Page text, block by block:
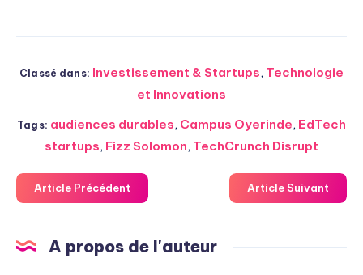
Classé dans: Investissement & Startups, Technologie
et Innovations
Tags: audiences durables, Campus Oyerinde, EdTech
startups, Fizz Solomon, TechCrunch Disrupt
Article Précédent Article Suivant
A propos de l'auteur